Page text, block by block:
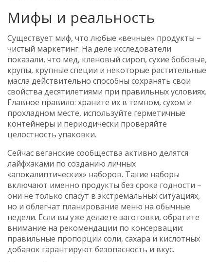
Мифы и реальность
Существует миф, что любые «вечные» продукты –
чистый маркетинг. На деле исследователи
показали, что мед, кленовый сироп, сухие бобовые,
крупы, крупные специи и некоторые растительные
масла действительно способны сохранять свои
свойства десятилетиями при правильных условиях.
Главное правило: храните их в темном, сухом и
прохладном месте, используйте герметичные
контейнеры и периодически проверяйте
целостность упаковки.
Сейчас веганские сообщества активно делятся
лайфхаками по созданию личных
«апокалиптических» наборов. Такие наборы
включают именно продукты без срока годности –
они не только спасут в экстремальных ситуациях,
но и облегчат планирование меню на обычные
недели. Если вы уже делаете заготовки, обратите
внимание на рекомендации по консервации:
правильные пропорции соли, сахара и кислотных
добавок гарантируют безопасность и вкус.